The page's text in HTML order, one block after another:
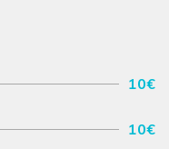
10€
10€